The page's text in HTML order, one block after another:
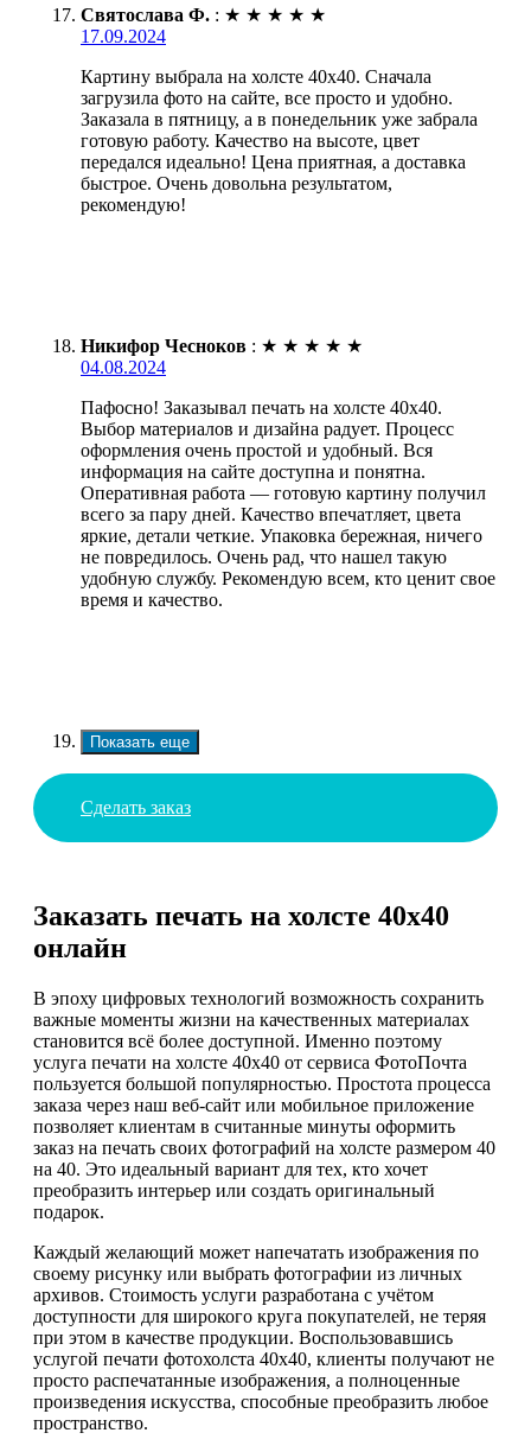
Святослава Ф. : ★ ★ ★ ★ ★
17.09.2024
Картину выбрала на холсте 40х40. Сначала
загрузила фото на сайте, все просто и удобно.
Заказала в пятницу, а в понедельник уже забрала
готовую работу. Качество на высоте, цвет
передался идеально! Цена приятная, а доставка
быстрое. Очень довольна результатом,
рекомендую!
Никифор Чесноков : ★ ★ ★ ★ ★
04.08.2024
Пафосно! Заказывал печать на холсте 40х40.
Выбор материалов и дизайна радует. Процесс
оформления очень простой и удобный. Вся
информация на сайте доступна и понятна.
Оперативная работа — готовую картину получил
всего за пару дней. Качество впечатляет, цвета
яркие, детали четкие. Упаковка бережная, ничего
не повредилось. Очень рад, что нашел такую
удобную службу. Рекомендую всем, кто ценит свое
время и качество.
Показать еще
Сделать заказ
Заказать печать на холсте 40х40
онлайн
В эпоху цифровых технологий возможность сохранить
важные моменты жизни на качественных материалах
становится всё более доступной. Именно поэтому
услуга печати на холсте 40х40 от сервиса ФотоПочта
пользуется большой популярностью. Простота процесса
заказа через наш веб-сайт или мобильное приложение
позволяет клиентам в считанные минуты оформить
заказ на печать своих фотографий на холсте размером 40
на 40. Это идеальный вариант для тех, кто хочет
преобразить интерьер или создать оригинальный
подарок.
Каждый желающий может напечатать изображения по
своему рисунку или выбрать фотографии из личных
архивов. Стоимость услуги разработана с учётом
доступности для широкого круга покупателей, не теряя
при этом в качестве продукции. Воспользовавшись
услугой печати фотохолста 40х40, клиенты получают не
просто распечатанные изображения, а полноценные
произведения искусства, способные преобразить любое
пространство.